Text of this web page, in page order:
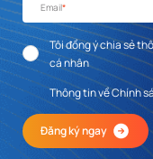
Email*
Tôi đồng ý chia sẻ
cá nhân
Thông tin về Chính
Đăng ký ngay